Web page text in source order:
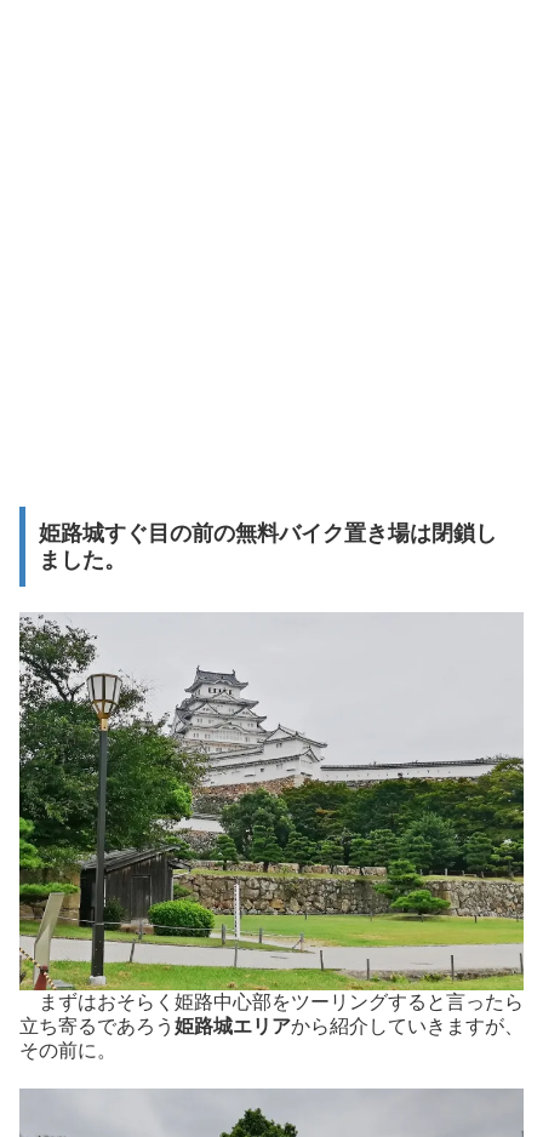
姫路城すぐ目の前の無料バイク置き場は閉鎖し
ました。
まずはおそらく姫路中心部をツーリングすると言ったら
立ち寄るであろう 姫路城エリアから紹介していきますが、
その前に。